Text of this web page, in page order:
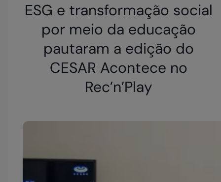
ESG e transformação social
por meio da educação
pautaram a edição do
CESAR Acontece no
Rec’n’Play